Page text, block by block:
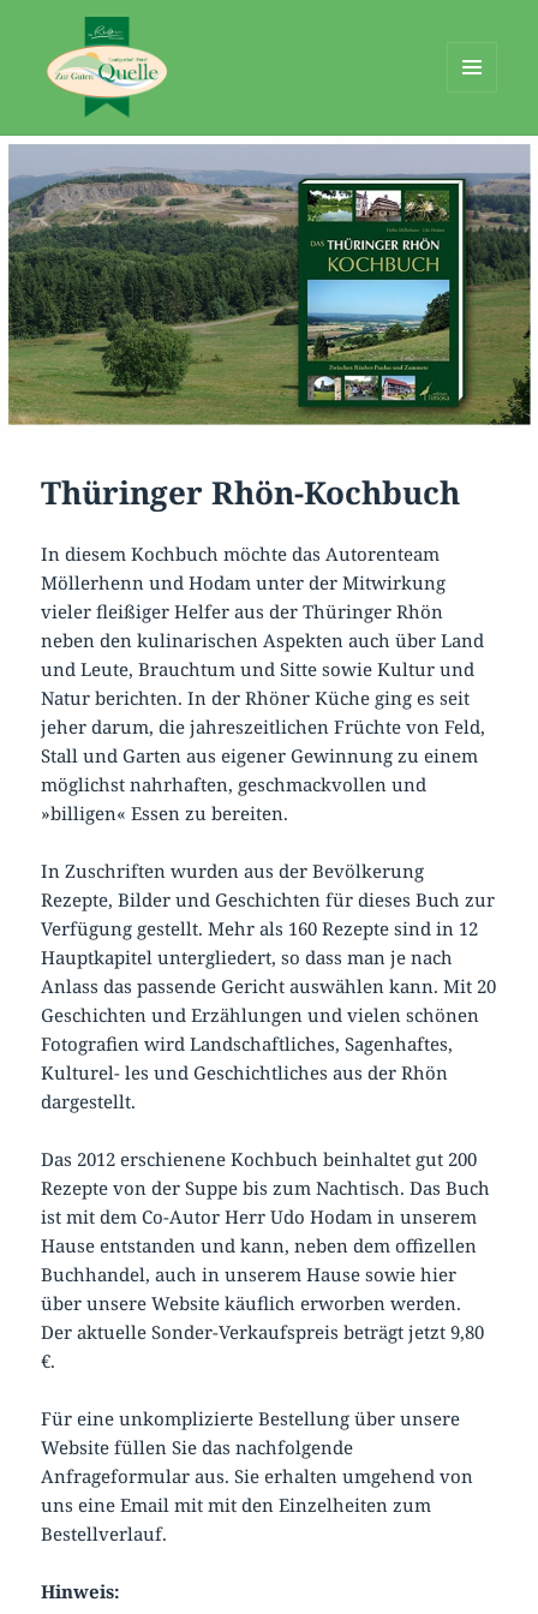
Rhöner Landgasthof-Hotel „Zur
Guten Quelle“
WIDGETS
Thüringer Rhön-Kochbuch
In diesem Kochbuch möchte das Autorenteam
Möllerhenn und Hodam unter der Mitwirkung
vieler fleißiger Helfer aus der Thüringer Rhön
neben den kulinarischen Aspekten auch über Land
und Leute, Brauchtum und Sitte sowie Kultur und
Natur berichten. In der Rhöner Küche ging es seit
jeher darum, die jahreszeitlichen Früchte von Feld,
Stall und Garten aus eigener Gewinnung zu einem
möglichst nahrhaften, geschmackvollen und
»billigen« Essen zu bereiten.
In Zuschriften wurden aus der Bevölkerung
Rezepte, Bilder und Geschichten für dieses Buch zur
Verfügung gestellt. Mehr als 160 Rezepte sind in 12
Hauptkapitel untergliedert, so dass man je nach
Anlass das passende Gericht auswählen kann. Mit 20
Geschichten und Erzählungen und vielen schönen
Fotografien wird Landschaftliches, Sagenhaftes,
Kulturel- les und Geschichtliches aus der Rhön
dargestellt.
Das 2012 erschienene Koch­buch be­inhal­tet gut 200
Re­zep­te von der Sup­pe bis zum Nach­tisch. Das Buch
ist mit dem Co-Autor Herr Udo Hodam in unserem
Hause entstanden und kann, neben dem offizellen
Buchhandel, auch in unserem Hause sowie hier
über unsere Website käuflich erworben werden.
Der aktuelle Sonder-Verkaufspreis beträgt jetzt 9,80
€.
Für eine unkomplizierte Bestellung über unsere
Website füllen Sie das nachfolgende
Anfrageformular aus. Sie erhalten umgehend von
uns eine Email mit mit den Einzelheiten zum
Bestellverlauf.
Hinweis: